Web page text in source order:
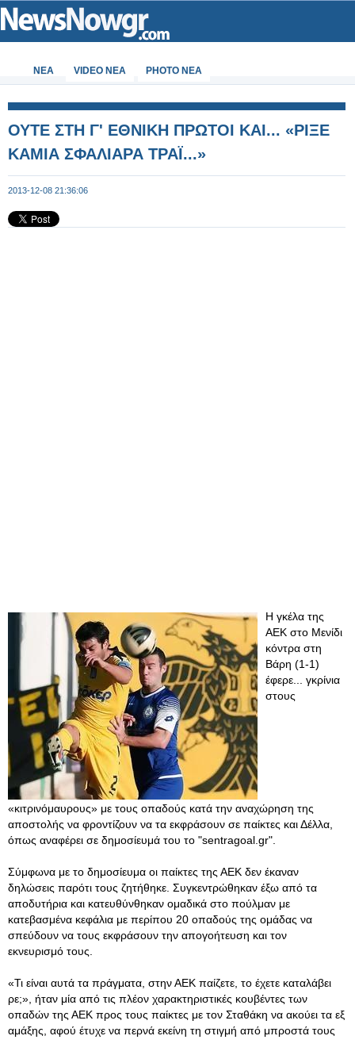
ΝΕΑ VIDEO NEA PHOTO NEA
ΟΥΤΕ ΣΤΗ Γ' ΕΘΝΙΚΗ ΠΡΩΤΟΙ ΚΑΙ... «ΡΙΞΕ
ΚΑΜΙΑ ΣΦΑΛΙΑΡΑ ΤΡΑΪ...»
2013-12-08 21:36:06
Η γκέλα της
ΑΕΚ στο Μενίδι
κόντρα στη
Βάρη (1-1)
έφερε... γκρίνια
στους
«κιτρινόμαυρους» με τους οπαδούς κατά την αναχώρηση της
αποστολής να φροντίζουν να τα εκφράσουν σε παίκτες και Δέλλα,
όπως αναφέρει σε δημοσίευμά του το "sentragoal.gr".
Σύμφωνα με το δημοσίευμα οι παίκτες της ΑΕΚ δεν έκαναν
δηλώσεις παρότι τους ζητήθηκε. Συγκεντρώθηκαν έξω από τα
αποδυτήρια και κατευθύνθηκαν ομαδικά στο πούλμαν με
κατεβασμένα κεφάλια με περίπου 20 οπαδούς της ομάδας να
σπεύδουν να τους εκφράσουν την απογοήτευση και τον
εκνευρισμό τους.
«Τι είναι αυτά τα πράγματα, στην ΑΕΚ παίζετε, το έχετε καταλάβει
ρε;», ήταν μία από τις πλέον χαρακτηριστικές κουβέντες των
οπαδών της ΑΕΚ προς τους παίκτες με τον Σταθάκη να ακούει τα εξ
αμάξης, αφού έτυχε να περνά εκείνη τη στιγμή από μπροστά τους